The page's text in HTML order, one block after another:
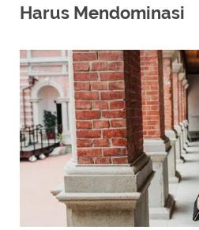
Harus Mendominasi